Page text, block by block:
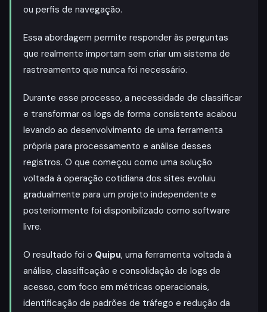
ou perfis de navegação.
Essa abordagem permite responder às perguntas
que realmente importam sem criar um sistema de
rastreamento que nunca foi necessário.
Durante esse processo, a necessidade de classificar
e transformar os logs de forma consistente acabou
levando ao desenvolvimento de uma ferramenta
própria para processamento e análise desses
registros. O que começou como uma solução
voltada à operação cotidiana dos sites evoluiu
gradualmente para um projeto independente e
posteriormente foi disponibilizado como software
livre.
O resultado foi o Quipu, uma ferramenta voltada à
análise, classificação e consolidação de logs de
acesso, com foco em métricas operacionais,
identificação de padrões de tráfego e redução da